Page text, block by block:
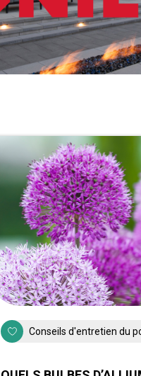
Conseils d'entretien du